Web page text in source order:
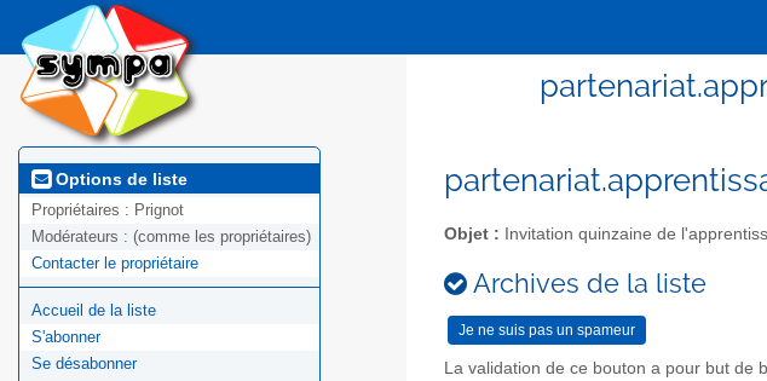
Options de liste
Propriétaires : Prignot
Modérateurs : (comme les propriétaires)
Contacter le propriétaire
Accueil de la liste
S'abonner
Se désabonner
Objet : Invitation quinzaine de
Archives de la liste
La validation de ce bouton a pour but de